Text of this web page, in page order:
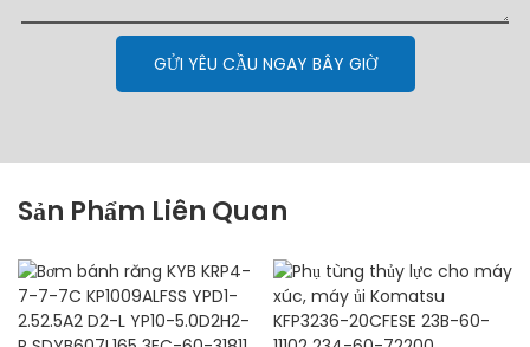
GỬI YÊU CẦU NGAY BÂY GIỜ
Sản Phẩm Liên Quan